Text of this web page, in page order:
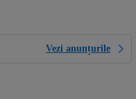
Vezi anunțurile